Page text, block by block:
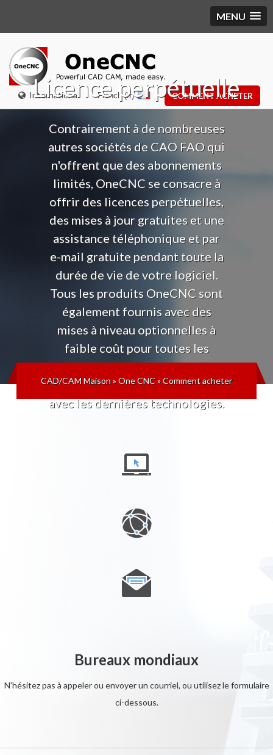
MENU
International COMMENT ACHETER
French (fr)
Licence perpétuelle
Contrairement à de nombreuses
autres sociétés de CAO FAO qui
n'offrent que des abonnements
limités, OneCNC se consacre à
offrir des licences perpétuelles,
des mises à jour gratuites et une
assistance téléphonique et par
e-mail gratuite pendant toute la
durée de vie de votre logiciel.
Tous les produits OneCNC sont
également fournis avec des
mises à niveau optionnelles à
faible coût pour toutes les
versions futures, afin que vous
puissiez toujours rester à jour
avec les dernières technologies.
CAD/CAM Maison»One CNC»Comment acheter
Bureaux mondiaux
N'hésitez pas à appeler ou envoyer un courriel, ou utilisez le formulaire
ci-dessous.